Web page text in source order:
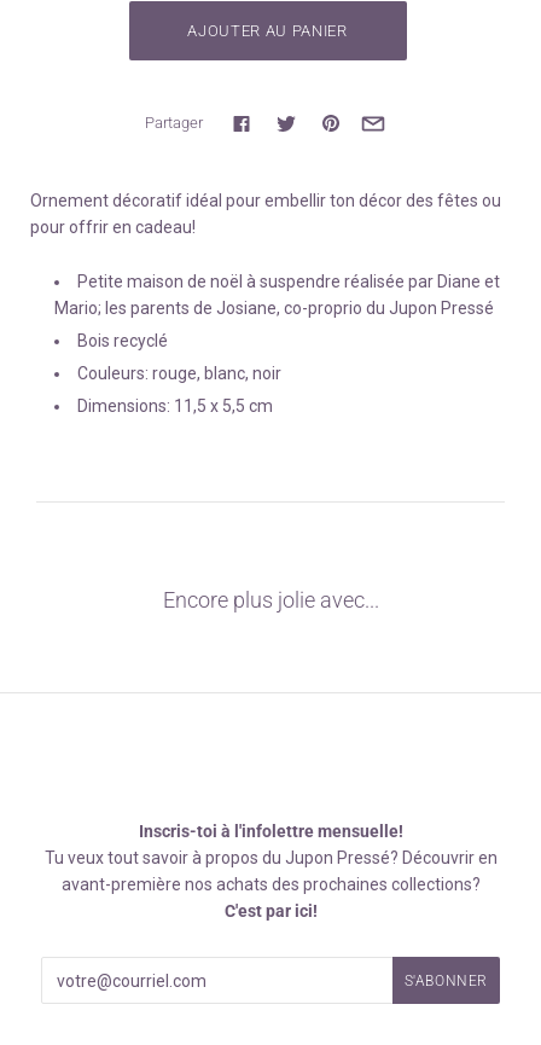
Partager
Ornement décoratif idéal pour embellir ton décor des fêtes ou
pour offrir en cadeau!
Petite maison de noël à suspendre réalisée par Diane et
Mario; les parents de Josiane, co-proprio du Jupon Pressé
Bois recyclé
Couleurs: rouge, blanc, noir
Dimensions: 11,5 x 5,5 cm
Encore plus jolie avec...
Inscris-toi à l'infolettre mensuelle!
Tu veux tout savoir à propos du Jupon Pressé? Découvrir en
avant-première nos achats des prochaines collections?
C'est par ici!